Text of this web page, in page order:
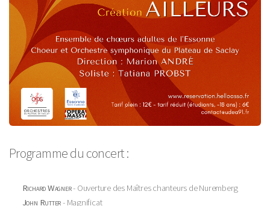
Programme du concert :
Richard Wagner- Ouverture des Maîtres chanteurs de Nuremberg
John Rutter- Magnificat